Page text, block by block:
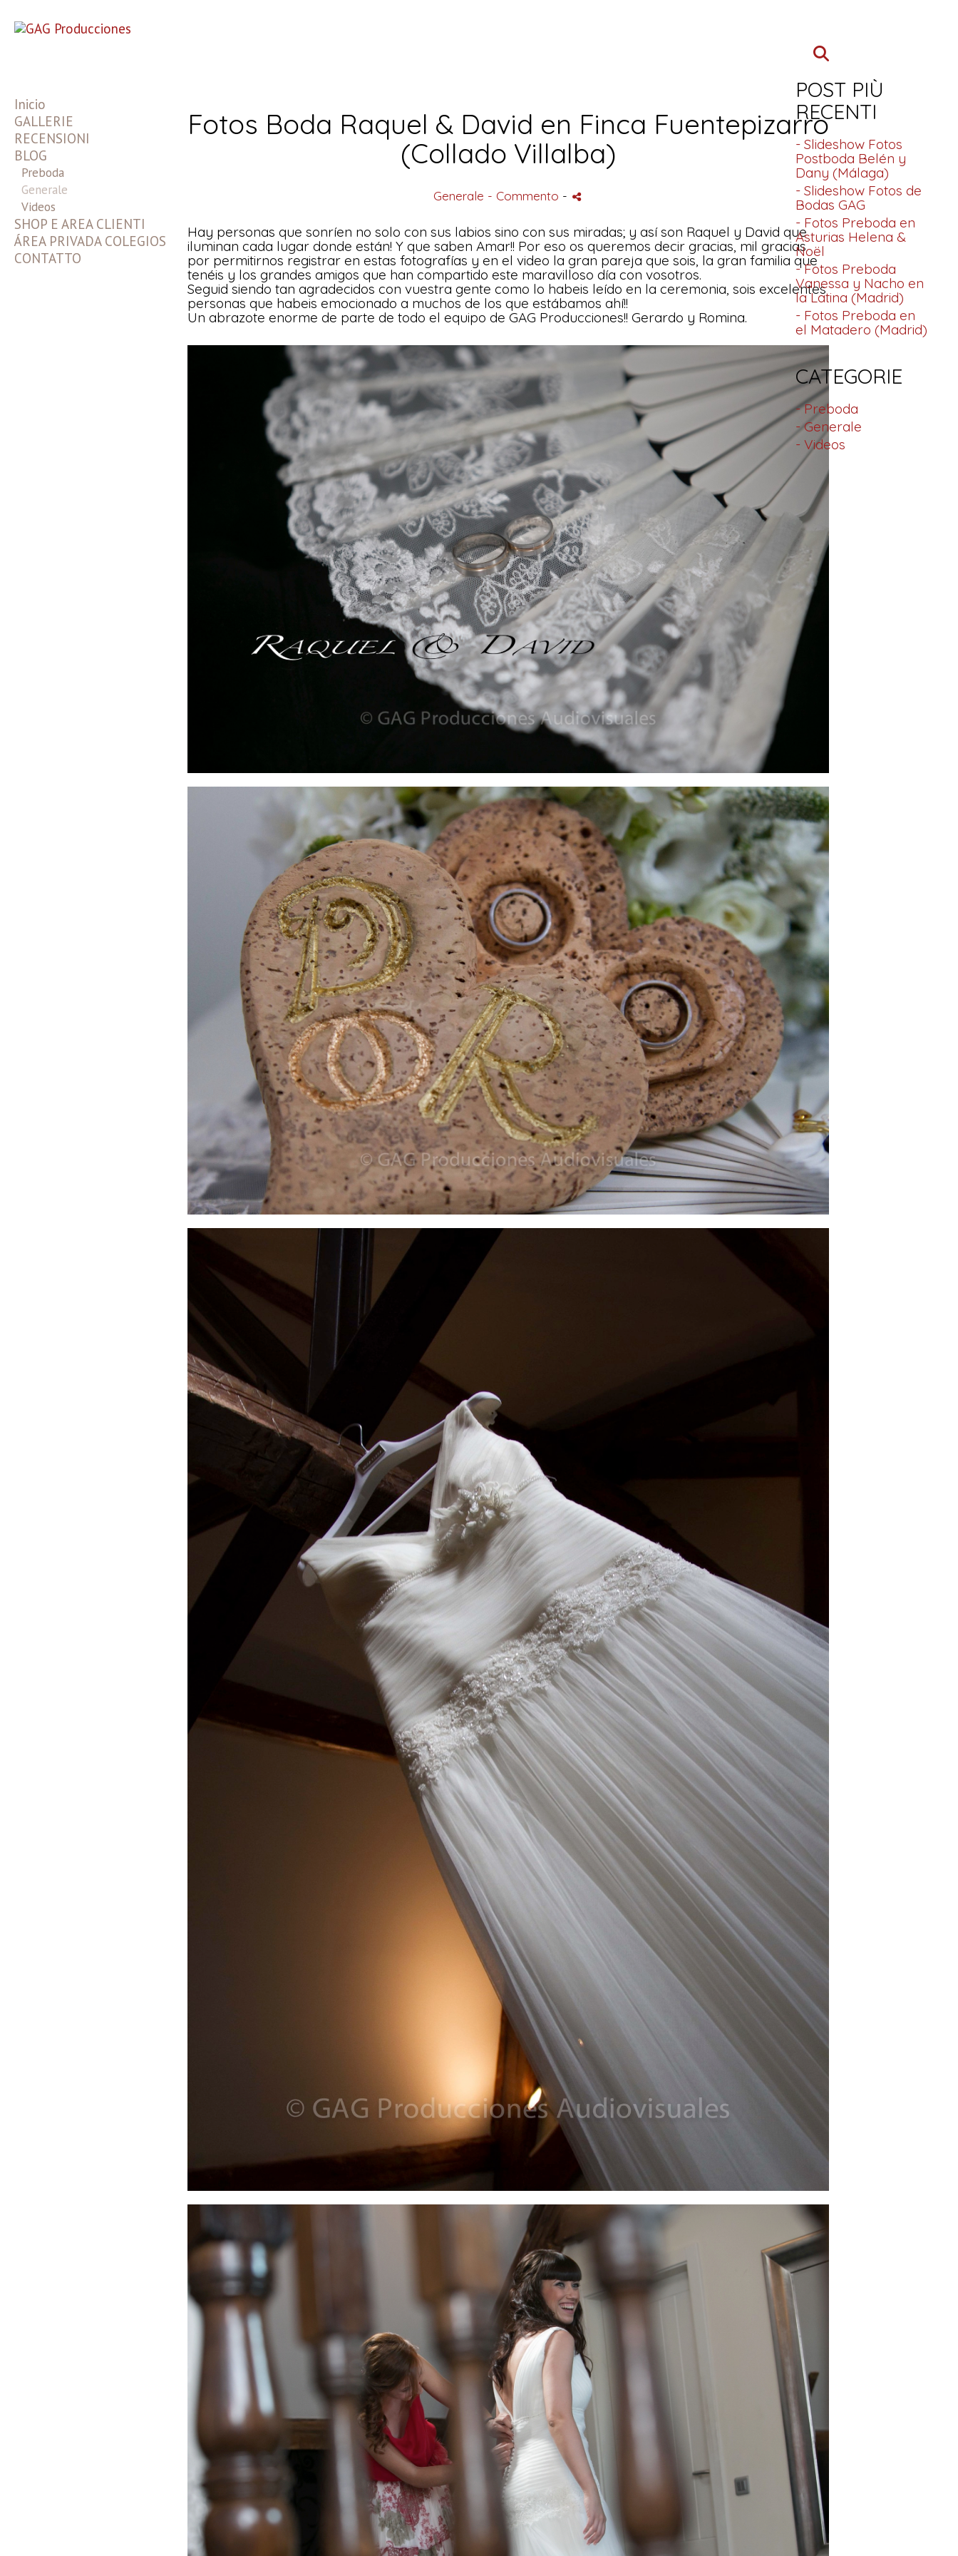
Inicio
GALLERIE
Fotos de Estudio
Comuniones en Exteriores
Comuniones en Estudio
Fotos de Bodas
Videos de Bodas
Slideshows
RECENSIONI
BLOG
Preboda
Generale
Videos
SHOP E AREA CLIENTI
ÁREA PRIVADA COLEGIOS
CONTATTO
Fotos Boda Raquel & David en Finca Fuentepizarro
(Collado Villalba)
Generale - Commento -
Hay personas que sonríen no solo con sus labios sino con sus miradas; y así son Raquel y David que
iluminan cada lugar donde están! Y que saben Amar!! Por eso os queremos decir gracias, mil gracias
por permitirnos registrar en estas fotografías y en el video la gran pareja que sois, la gran familia que
tenéis y los grandes amigos que han compartido este maravilloso día con vosotros.
Seguid siendo tan agradecidos con vuestra gente como lo habeis leído en la ceremonia, sois excelentes
personas que habeis emocionado a muchos de los que estábamos ahí!!
Un abrazote enorme de parte de todo el equipo de GAG Producciones!! Gerardo y Romina.
POST PIÙ
RECENTI
- Slideshow Fotos
Postboda Belén y
Dany (Málaga)
- Slideshow Fotos de
Bodas GAG
- Fotos Preboda en
Asturias Helena &
Noël
- Fotos Preboda
Vanessa y Nacho en
la Latina (Madrid)
- Fotos Preboda en
el Matadero (Madrid)
CATEGORIE
- Preboda
- Generale
- Videos